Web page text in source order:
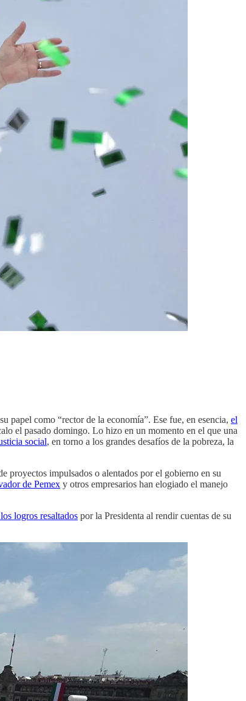
papel como “rector de la economía”. Ese fue, en esencia, el
el pasado domingo. Lo hizo en un momento en el que una
social, en torno a los grandes desafíos de la pobreza, la
proyectos impulsados o alentados por el gobierno en su
de Pemex y otros empresarios han elogiado el manejo
logros resaltados por la Presidenta al rendir cuentas de su